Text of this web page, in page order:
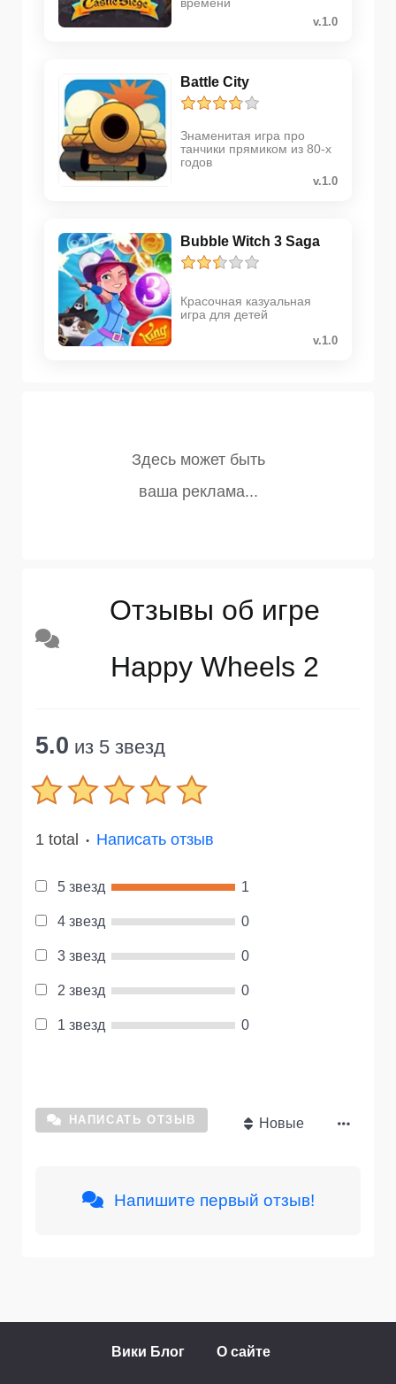
v.1.0
Battle City
Знаменитая игра про
танчики прямиком из 80-х
годов
v.1.0
Bubble Witch 3 Saga
Красочная казуальная
игра для детей
v.1.0
Отзывы об игре
Happy Wheels 2
5.0 из 5 звезд
1 total ● Написать отзыв
5 звезд 1
4 звезд 0
3 звезд 0
2 звезд 0
1 звезд 0
НАПИСАТЬ ОТЗЫВ Новые
Напишите первый отзыв!
Вики Блог О сайте